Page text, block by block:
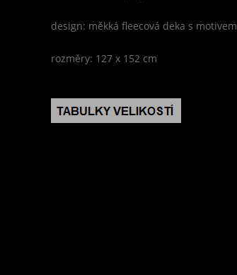
design: měkká fleecová deka s motivem
rozměry: 127 x 152 cm